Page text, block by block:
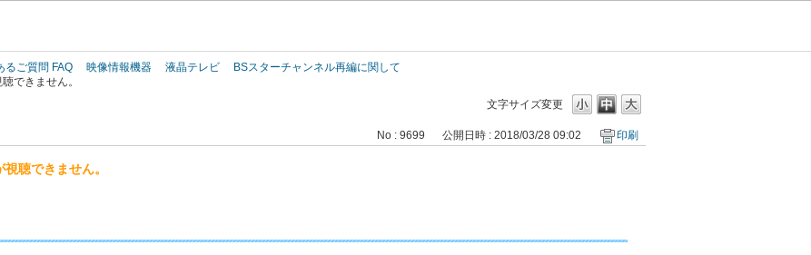
るご質問 FAQ 映像情報機器 液晶テレビ
BSスターチャンネル再編に関して
できません。
文字サイズ変更
No : 9699 公開日時 : 2018/03/28 09:02 印刷
聴できません。